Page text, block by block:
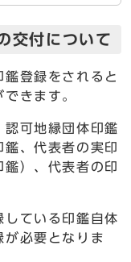
交付について
登録をされると
きます。
認可地縁団体印鑑
、代表者の実印
鑑）、代表者の印
ている印鑑自体
が必要となりま